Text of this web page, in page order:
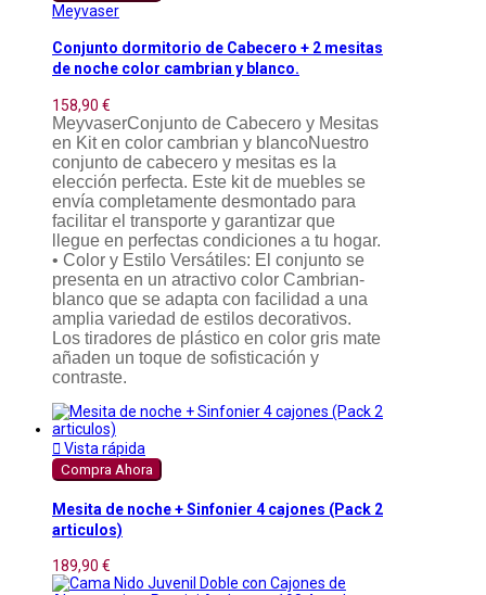
Meyvaser
Conjunto dormitorio de Cabecero + 2 mesitas
de noche color cambrian y blanco.
158,90 €
MeyvaserConjunto de Cabecero y Mesitas
en Kit en color cambrian y blancoNuestro
conjunto de cabecero y mesitas es la
elección perfecta. Este kit de muebles se
envía completamente desmontado para
facilitar el transporte y garantizar que
llegue en perfectas condiciones a tu hogar.
• Color y Estilo Versátiles: El conjunto se
presenta en un atractivo color Cambrian-
blanco que se adapta con facilidad a una
amplia variedad de estilos decorativos.
Los tiradores de plástico en color gris mate
añaden un toque de sofisticación y
contraste.
 Vista rápida
Compra Ahora
Mesita de noche + Sinfonier 4 cajones (Pack 2
articulos)
189,90 €